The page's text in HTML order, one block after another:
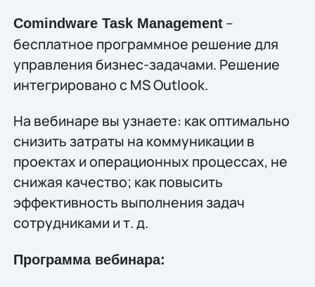
Comindware Task Management–
бесплатное программное решение для
управления бизнес-задачами. Решение
интегрировано с MS Outlook.
На вебинаре вы узнаете: как оптимально
снизить затраты на коммуникации в
проектах и операционных процессах, не
снижая качество; как повысить
эффективность выполнения задач
сотрудниками и т. д.
Программа вебинара: